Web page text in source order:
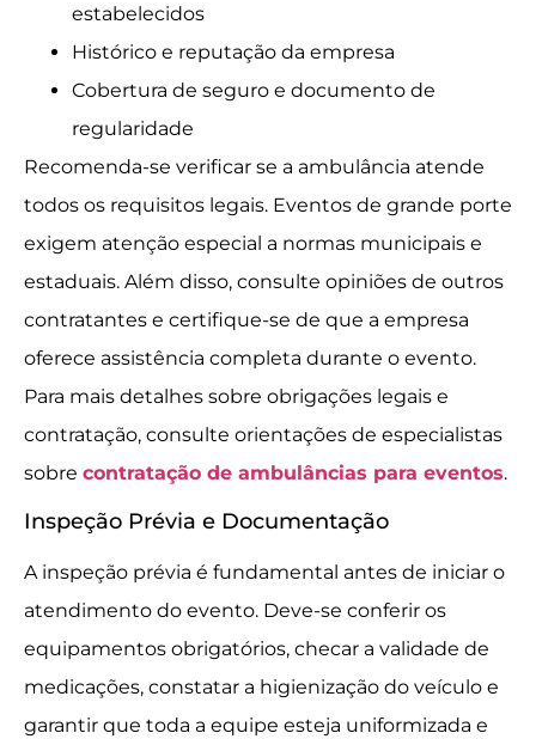
estabelecidos
Histórico e reputação da empresa
Cobertura de seguro e documento de
regularidade
Recomenda-se verificar se a ambulância atende
todos os requisitos legais. Eventos de grande porte
exigem atenção especial a normas municipais e
estaduais. Além disso, consulte opiniões de outros
contratantes e certifique-se de que a empresa
oferece assistência completa durante o evento.
Para mais detalhes sobre obrigações legais e
contratação, consulte orientações de especialistas
sobre contratação de ambulâncias para eventos.
Inspeção Prévia e Documentação
A inspeção prévia é fundamental antes de iniciar o
atendimento do evento. Deve-se conferir os
equipamentos obrigatórios, checar a validade de
medicações, constatar a higienização do veículo e
garantir que toda a equipe esteja uniformizada e